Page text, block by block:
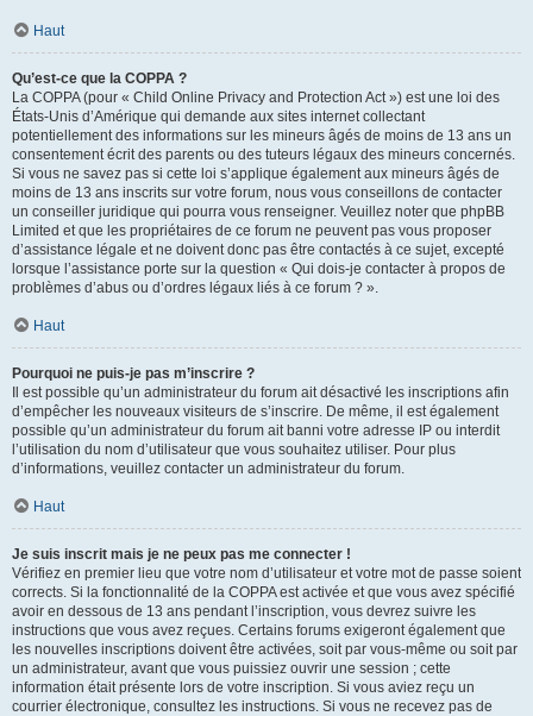
Haut
Qu’est-ce que la COPPA ?
La COPPA (pour « Child Online Privacy and Protection Act ») est une loi des
États-Unis d’Amérique qui demande aux sites internet collectant
potentiellement des informations sur les mineurs âgés de moins de 13 ans un
consentement écrit des parents ou des tuteurs légaux des mineurs concernés.
Si vous ne savez pas si cette loi s’applique également aux mineurs âgés de
moins de 13 ans inscrits sur votre forum, nous vous conseillons de contacter
un conseiller juridique qui pourra vous renseigner. Veuillez noter que phpBB
Limited et que les propriétaires de ce forum ne peuvent pas vous proposer
d’assistance légale et ne doivent donc pas être contactés à ce sujet, excepté
lorsque l’assistance porte sur la question « Qui dois-je contacter à propos de
problèmes d’abus ou d’ordres légaux liés à ce forum ? ».
Haut
Pourquoi ne puis-je pas m’inscrire ?
Il est possible qu’un administrateur du forum ait désactivé les inscriptions afin
d’empêcher les nouveaux visiteurs de s’inscrire. De même, il est également
possible qu’un administrateur du forum ait banni votre adresse IP ou interdit
l’utilisation du nom d’utilisateur que vous souhaitez utiliser. Pour plus
d’informations, veuillez contacter un administrateur du forum.
Haut
Je suis inscrit mais je ne peux pas me connecter !
Vérifiez en premier lieu que votre nom d’utilisateur et votre mot de passe soient
corrects. Si la fonctionnalité de la COPPA est activée et que vous avez spécifié
avoir en dessous de 13 ans pendant l’inscription, vous devrez suivre les
instructions que vous avez reçues. Certains forums exigeront également que
les nouvelles inscriptions doivent être activées, soit par vous-même ou soit par
un administrateur, avant que vous puissiez ouvrir une session ; cette
information était présente lors de votre inscription. Si vous aviez reçu un
courrier électronique, consultez les instructions. Si vous ne recevez pas de